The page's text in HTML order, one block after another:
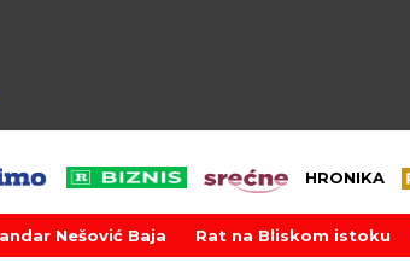
HRONIKA
Nešović Baja Rat na Bliskom istoku